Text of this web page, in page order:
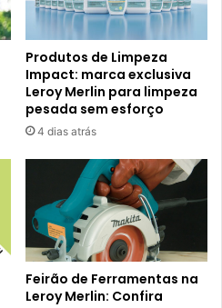
Produtos de Limpeza
Impact: marca exclusiva
Leroy Merlin para limpeza
pesada sem esforço
4 dias atrás
Feirão de Ferramentas na
Leroy Merlin: Confira